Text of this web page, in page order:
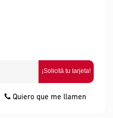
¡Solicitá tu tarjeta!
Quiero que me llamen